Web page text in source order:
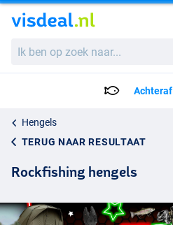
ben
Achteraf
Hengels
TERUG NAAR RESULTAAT
Rockfishing hengels